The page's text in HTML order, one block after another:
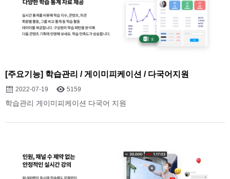
[주요기능] 학습관리 / 게이미피케이션 / 다국어지원
2022-07-19 5159
학습관리 게이미피케이션 다국어 지원